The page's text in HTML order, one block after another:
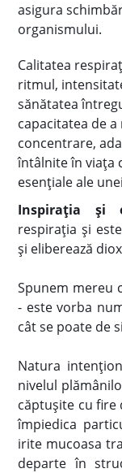
asigura
organismului.
Calitatea
ritmul,
sănătatea
capacitatea de
concentrare,
întâlnite în viața
esențiale ale
Inspirația și
respirația și
și eliberează
Spunem mereu
- este vorba
cât se poate de
Natura
nivelul
căptușite cu fire
împiedica
irite mucoasa
departe în